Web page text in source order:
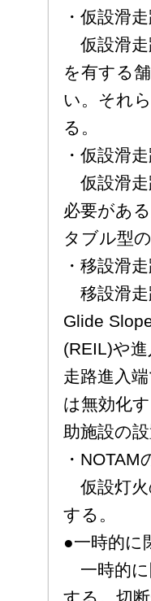
・仮設滑
仮設滑走
を有する
い。それ
る。
・仮設滑
仮設滑走
必要があ
タブル型
・移設滑
移設滑走
Glide
(REIL)や
走路進入
は無効化
助施設の
・NOTAM
仮設灯火
する。
●一時的に
一時的に